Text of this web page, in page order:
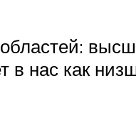
в нас как